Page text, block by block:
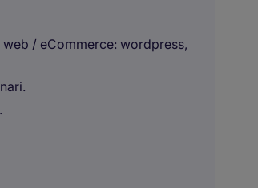
/ eCommerce: wordpress,